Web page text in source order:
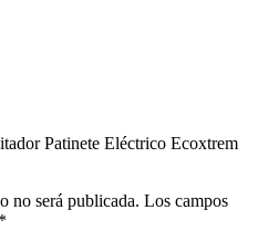
Patinete Eléctrico Ecoxtrem
no será publicada. Los campos
*